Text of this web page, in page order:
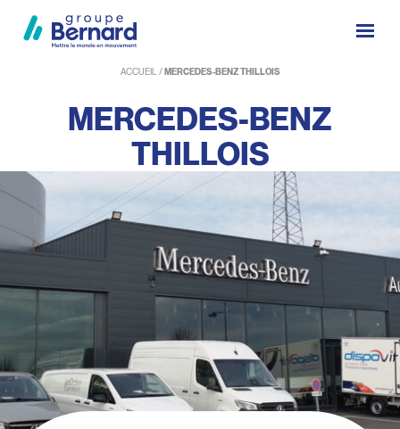
ACCUEIL/ MERCEDES-BENZ THILLOIS
MERCEDES-BENZ
THILLOIS